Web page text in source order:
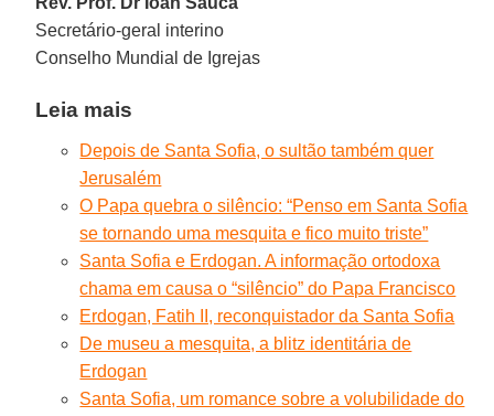
Secretário-geral interino
Conselho Mundial de Igrejas
Leia mais
Depois de Santa Sofia, o sultão também quer
Jerusalém
O Papa quebra o silêncio: “Penso em Santa Sofia
se tornando uma mesquita e fico muito triste”
Santa Sofia e Erdogan. A informação ortodoxa
chama em causa o “silêncio” do Papa Francisco
Erdogan, Fatih II, reconquistador da Santa Sofia
De museu a mesquita, a blitz identitária de
Erdogan
Santa Sofia, um romance sobre a volubilidade do